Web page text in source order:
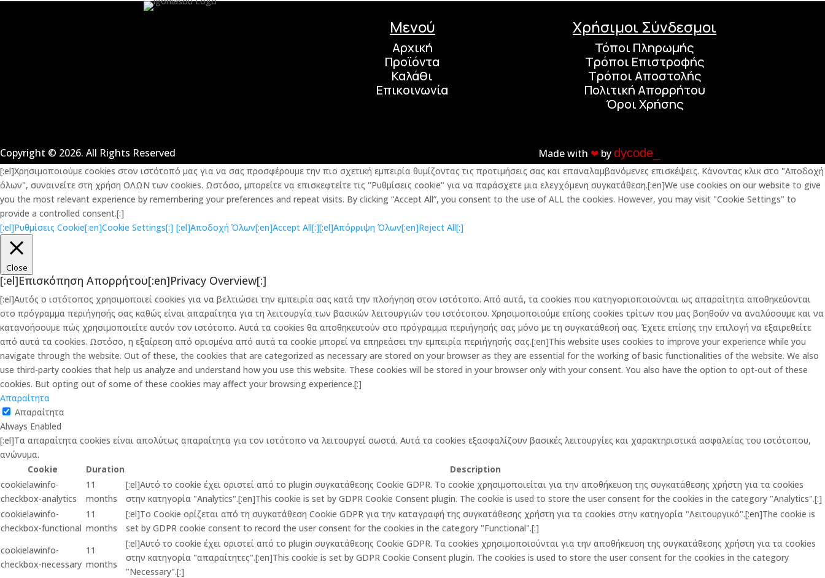
Μενού
Αρχική
Προϊόντα
Καλάθι
Επικοινωνία
Χρήσιμοι Σύνδεσμοι
Τόποι Πληρωμής
Τρόποι Επιστροφής
Τρόποι Αποστολής
Πολιτική Απορρήτου
Όροι Χρήσης
Copyright © 2026. All Rights Reserved Made with ❤︎ bydycode_
[:el]Χρησιμοποιούμε cookies στον ιστότοπό μας για να σας προσφέρουμε την πιο σχετική εμπειρία θυμίζοντας τις προτιμήσεις σας και επαναλαμβανόμενες επισκέψεις. Κάνοντας κλικ στο "Αποδοχή
όλων", συναινείτε στη χρήση ΟΛΩΝ των cookies. Ωστόσο, μπορείτε να επισκεφτείτε τις "Ρυθμίσεις cookie" για να παράσχετε μια ελεγχόμενη συγκατάθεση.[:en]We use cookies on our website to give
you the most relevant experience by remembering your preferences and repeat visits. By clicking “Accept All”, you consent to the use of ALL the cookies. However, you may visit "Cookie Settings" to
provide a controlled consent.[:]
[:el]Ρυθμίσεις Cookie[:en]Cookie Settings[:] [:el]Αποδοχή Όλων[:en]Accept All[:][:el]Απόρριψη Όλων[:en]Reject All[:]
Close
[:el]Επισκόπηση Απορρήτου[:en]Privacy Overview[:]
[:el]Αυτός ο ιστότοπος χρησιμοποιεί cookies για να βελτιώσει την εμπειρία σας κατά την πλοήγηση στον ιστότοπο. Από αυτά, τα cookies που κατηγοριοποιούνται ως απαραίτητα αποθηκεύονται
στο πρόγραμμα περιήγησής σας καθώς είναι απαραίτητα για τη λειτουργία των βασικών λειτουργιών του ιστότοπου. Χρησιμοποιούμε επίσης cookies τρίτων που μας βοηθούν να αναλύσουμε και να
κατανοήσουμε πώς χρησιμοποιείτε αυτόν τον ιστότοπο. Αυτά τα cookies θα αποθηκευτούν στο πρόγραμμα περιήγησής σας μόνο με τη συγκατάθεσή σας. Έχετε επίσης την επιλογή να εξαιρεθείτε
από αυτά τα cookies. Ωστόσο, η εξαίρεση από ορισμένα από αυτά τα cookie μπορεί να επηρεάσει την εμπειρία περιήγησής σας.[:en]This website uses cookies to improve your experience while you
navigate through the website. Out of these, the cookies that are categorized as necessary are stored on your browser as they are essential for the working of basic functionalities of the website. We also
use third-party cookies that help us analyze and understand how you use this website. These cookies will be stored in your browser only with your consent. You also have the option to opt-out of these
cookies. But opting out of some of these cookies may affect your browsing experience.[:]
Απαραίτητα
Απαραίτητα
Always Enabled
[:el]Τα απαραίτητα cookies είναι απολύτως απαραίτητα για τον ιστότοπο να λειτουργεί σωστά. Αυτά τα cookies εξασφαλίζουν βασικές λειτουργίες και χαρακτηριστικά ασφαλείας του ιστότοπου,
ανώνυμα.
Cookie
Duration
Description
cookielawinfo-
checkbox-analytics
11
months
[:el]Αυτό το cookie έχει οριστεί από το plugin συγκατάθεσης Cookie GDPR. Το cookie χρησιμοποιείται για την αποθήκευση της συγκατάθεσης χρήστη για τα cookies
στην κατηγορία "Analytics".[:en]This cookie is set by GDPR Cookie Consent plugin. The cookie is used to store the user consent for the cookies in the category "Analytics".[:]
cookielawinfo-
checkbox-functional
11
months
[:el]Το Cookie ορίζεται από τη συγκατάθεση Cookie GDPR για την καταγραφή της συγκατάθεσης χρήστη για τα cookies στην κατηγορία "Λειτουργικό".[:en]The cookie is
set by GDPR cookie consent to record the user consent for the cookies in the category "Functional".[:]
cookielawinfo-
checkbox-necessary
11
months
[:el]Αυτό το cookie έχει οριστεί από το plugin συγκατάθεσης Cookie GDPR. Τα cookies χρησιμοποιούνται για την αποθήκευση της συγκατάθεσης χρήστη για τα cookies
στην κατηγορία "απαραίτητες".[:en]This cookie is set by GDPR Cookie Consent plugin. The cookies is used to store the user consent for the cookies in the category
"Necessary".[:]